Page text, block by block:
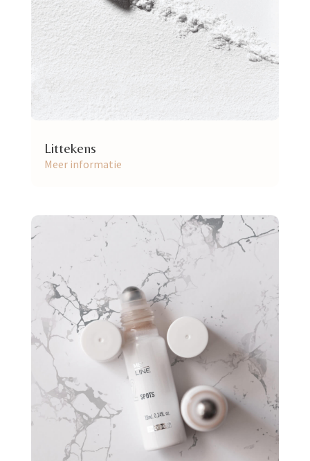
Littekens
Meer informatie